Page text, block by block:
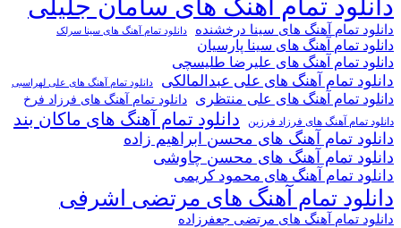
دانلود تمام آهنگ های سامان جلیلی
دانلود تمام آهنگ های سینا درخشنده دانلود تمام آهنگ های سینا سرلک
دانلود تمام آهنگ های سینا پارسیان
دانلود تمام آهنگ های علیرضا طلیسچی
دانلود تمام آهنگ های علی عبدالمالکی دانلود تمام آهنگ های علی لهراسبی
دانلود تمام آهنگ های علی منتظری دانلود تمام آهنگ های فرزاد فرخ
دانلود تمام آهنگ های فرزاد فرزین دانلود تمام آهنگ های ماکان بند
دانلود تمام آهنگ های محسن ابراهیم زاده
دانلود تمام آهنگ های محسن چاوشی
دانلود تمام آهنگ های محمود کریمی
دانلود تمام آهنگ های مرتضی اشرفی
دانلود تمام آهنگ های مرتضی جعفرزاده